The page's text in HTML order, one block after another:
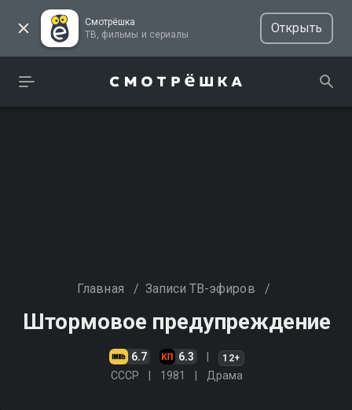
Смотрёшка
ТВ, фильмы и сериалы
Открыть
Главная / Записи ТВ-эфиров /
Штормовое предупреждение
6.7 6.3 12+
СССР 1981 Драма